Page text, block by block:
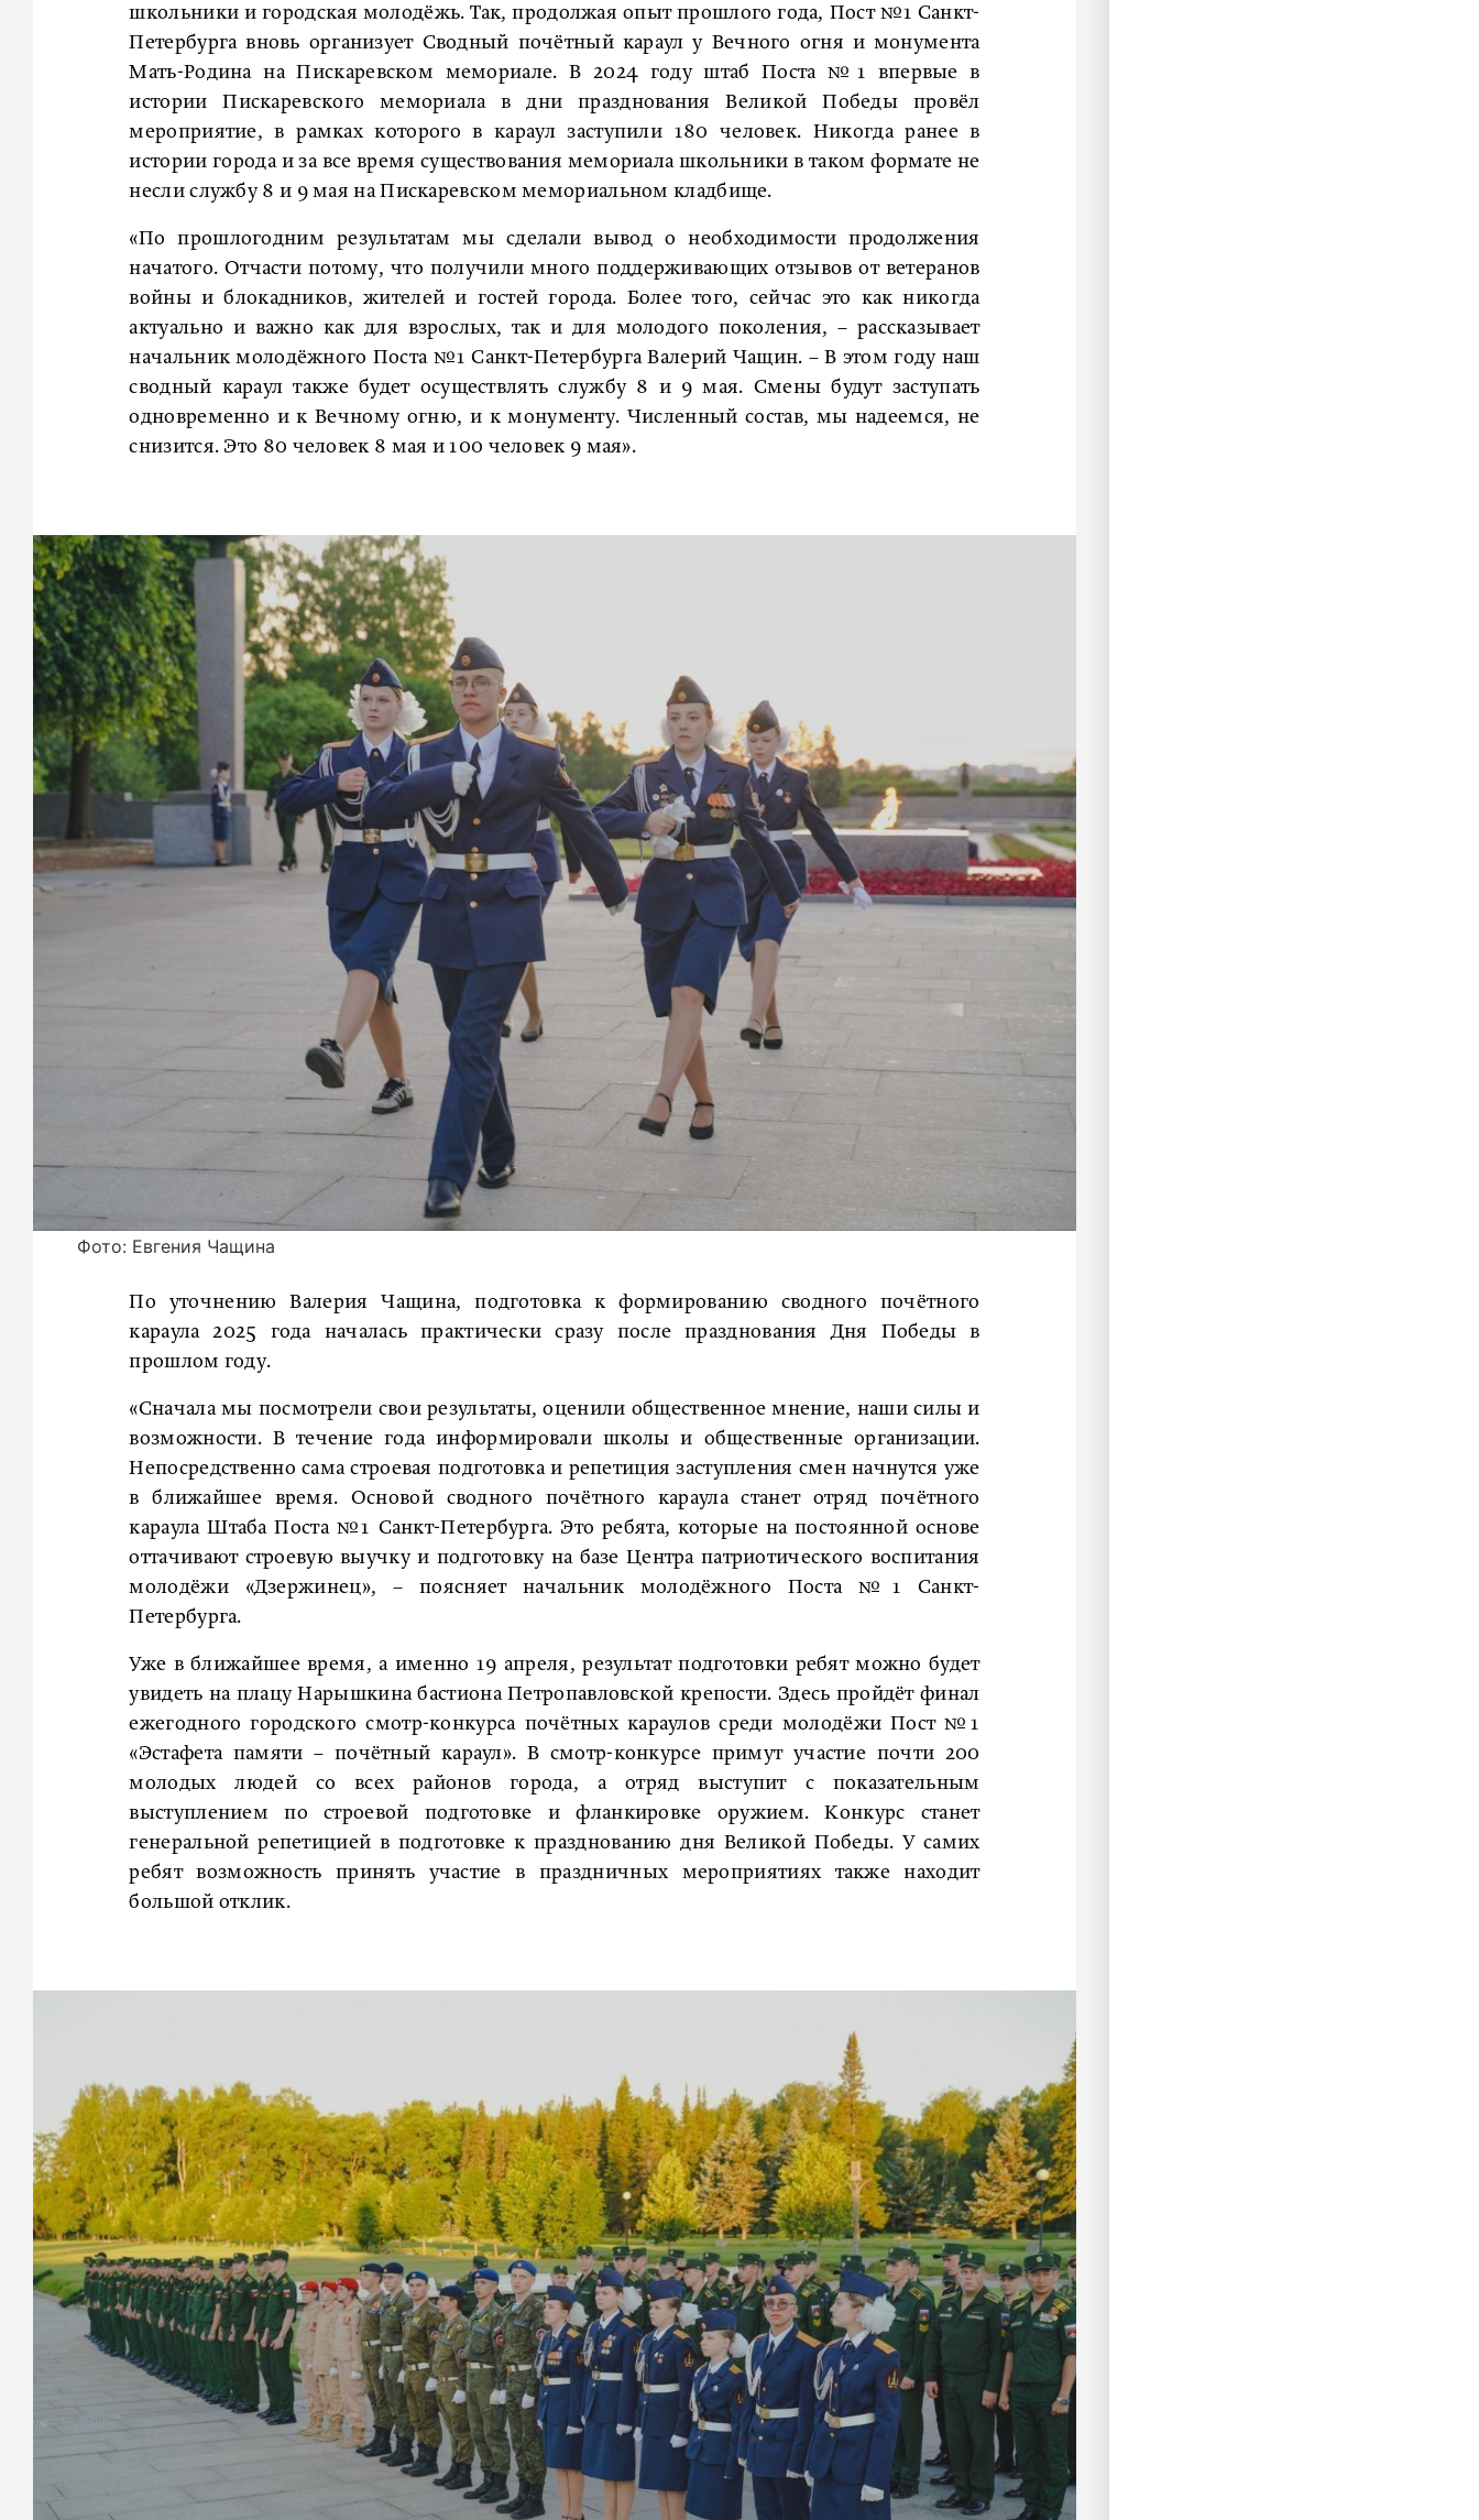
школьники и городская молодёжь. Так, продолжая опыт прошлого года, Пост №1 Санкт-
Петербурга вновь организует Сводный почётный караул у Вечного огня и монумента
Мать-Родина на Пискаревском мемориале. В 2024 году штаб Поста №1 впервые в
истории Пискаревского мемориала в дни празднования Великой Победы провёл
мероприятие, в рамках которого в караул заступили 180 человек. Никогда ранее в
истории города и за все время существования мемориала школьники в таком формате не
несли службу 8 и 9 мая на Пискаревском мемориальном кладбище.
«По прошлогодним результатам мы сделали вывод о необходимости продолжения
начатого. Отчасти потому, что получили много поддерживающих отзывов от ветеранов
войны и блокадников, жителей и гостей города. Более того, сейчас это как никогда
актуально и важно как для взрослых, так и для молодого поколения, – рассказывает
начальник молодёжного Поста №1 Санкт-Петербурга Валерий Чащин. – В этом году наш
сводный караул также будет осуществлять службу 8 и 9 мая. Смены будут заступать
одновременно и к Вечному огню, и к монументу. Численный состав, мы надеемся, не
снизится. Это 80 человек 8 мая и 100 человек 9 мая».
Фото: Евгения Чащина
По уточнению Валерия Чащина, подготовка к формированию сводного почётного
караула 2025 года началась практически сразу после празднования Дня Победы в
прошлом году.
«Сначала мы посмотрели свои результаты, оценили общественное мнение, наши силы и
возможности. В течение года информировали школы и общественные организации.
Непосредственно сама строевая подготовка и репетиция заступления смен начнутся уже
в ближайшее время. Основой сводного почётного караула станет отряд почётного
караула Штаба Поста №1 Санкт-Петербурга. Это ребята, которые на постоянной основе
оттачивают строевую выучку и подготовку на базе Центра патриотического воспитания
молодёжи «Дзержинец», – поясняет начальник молодёжного Поста №1 Санкт-
Петербурга.
Уже в ближайшее время, а именно 19 апреля, результат подготовки ребят можно будет
увидеть на плацу Нарышкина бастиона Петропавловской крепости. Здесь пройдёт финал
ежегодного городского смотр-конкурса почётных караулов среди молодёжи Пост №1
«Эстафета памяти – почётный караул». В смотр-конкурсе примут участие почти 200
молодых людей со всех районов города, а отряд выступит с показательным
выступлением по строевой подготовке и фланкировке оружием. Конкурс станет
генеральной репетицией в подготовке к празднованию дня Великой Победы. У самих
ребят возможность принять участие в праздничных мероприятиях также находит
большой отклик.